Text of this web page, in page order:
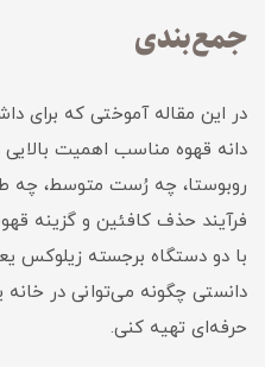
جمع‌بندی
در این مقاله آموختی که برای
دانه قهوه مناسب اهمیت بالایی
روبوستا، چه رُست متوسط، چه
دانستی چگونه می‌توانی در خانه
حرفه‌ای تهیه کنی.